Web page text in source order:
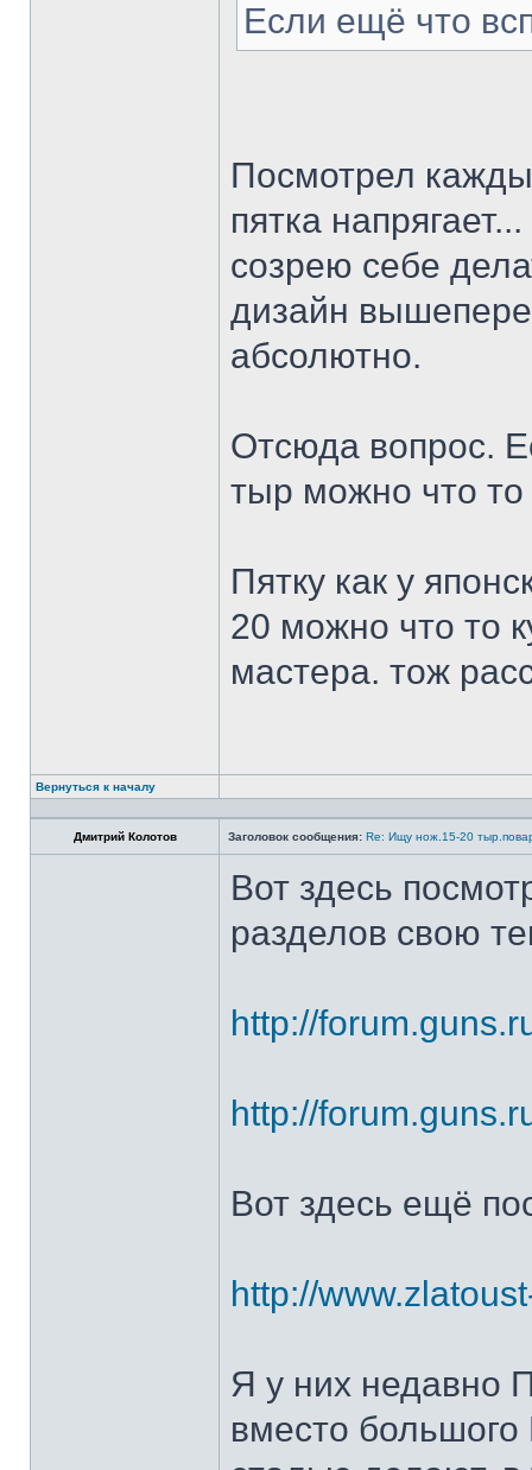
Если ещё что
Посмотрел
пятка
созрею себе
дизайн
абсолютно.
Отсюда вопрос.
тыр можно что
Пятку как у
20 можно что то
мастера. тож
Вернуться к началу
Дмитрий Колотов Заголовок сообщения: Re: Ищу нож.15-20
Вот здесь
разделов свою
http://
http://
Вот здесь ещё
http://
Я у них недавно
вместо